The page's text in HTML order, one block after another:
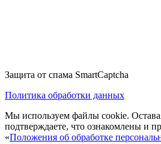
Защита от спама SmartCaptcha
Политика обработки данных
Мы используем файлы cookie.
подтверждаете, что ознакомлены и
«Положения об обработке